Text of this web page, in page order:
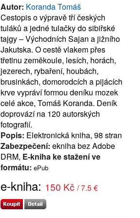
Autor: Koranda Tomáš
Cestopis o výpravě tří českých
tuláků a jedné tulačky do sibiřské
tajgy – Východních Sajan a jižního
Jakutska. O cestě vlakem přes
třetinu zeměkoule, lesích, horách,
jezerech, rybaření, houbách,
brusinkách, domorodcích a pijácích
krve vypráví formou deníku mozek
celé akce, Tomáš Koranda. Deník
doprovází na 120 autorských
fotografií.
Popis: Elektronická kniha, 98 stran
Zabezpečení: ekniha bez Adobe
DRM, E-kniha ke stažení ve
formátu: ePub
e-kniha: 150 Kč / 7.5 €